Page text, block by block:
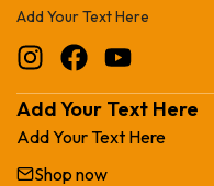
Add Your Text Here
Add Your Text Here
Add Your Text Here
Shop now